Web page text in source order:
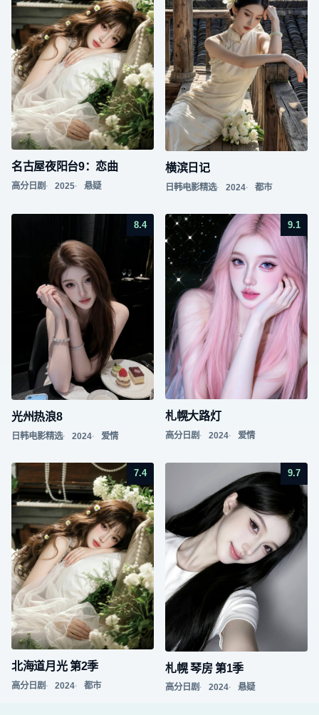
名古屋夜阳台9：恋曲
高分日剧 2025 悬疑
横滨日记
日韩电影精选 2024 都市
8.4
光州热浪8
日韩电影精选 2024 爱情
9.1
札幌大路灯
高分日剧 2024 爱情
7.4
北海道月光 第2季
高分日剧 2024 都市
9.7
札幌 琴房 第1季
高分日剧 2024 悬疑